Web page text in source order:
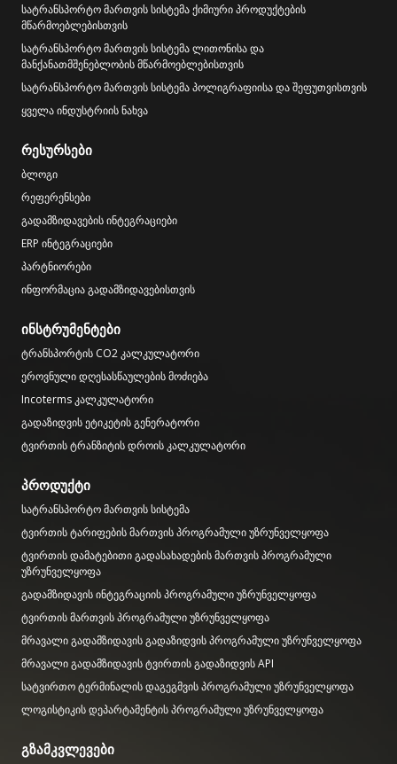
სატრანსპორტო მართვის სისტემა ქიმიური პროდუქტების
მწარმოებლებისთვის
სატრანსპორტო მართვის სისტემა ლითონისა და
მანქანათმშენებლობის მწარმოებლებისთვის
სატრანსპორტო მართვის სისტემა პოლიგრაფიისა და შეფუთვისთვის
ყველა ინდუსტრიის ნახვა
რესურსები
ბლოგი
რეფერენსები
გადამზიდავების ინტეგრაციები
ERP ინტეგრაციები
პარტნიორები
ინფორმაცია გადამზიდავებისთვის
ინსტრუმენტები
ტრანსპორტის CO2 კალკულატორი
ეროვნული დღესასწაულების მოძიება
Incoterms კალკულატორი
გადაზიდვის ეტიკეტის გენერატორი
ტვირთის ტრანზიტის დროის კალკულატორი
პროდუქტი
სატრანსპორტო მართვის სისტემა
ტვირთის ტარიფების მართვის პროგრამული უზრუნველყოფა
ტვირთის დამატებითი გადასახადების მართვის პროგრამული
უზრუნველყოფა
გადამზიდავის ინტეგრაციის პროგრამული უზრუნველყოფა
ტვირთის მართვის პროგრამული უზრუნველყოფა
მრავალი გადამზიდავის გადაზიდვის პროგრამული უზრუნველყოფა
მრავალი გადამზიდავის ტვირთის გადაზიდვის API
სატვირთო ტერმინალის დაგეგმვის პროგრამული უზრუნველყოფა
ლოგისტიკის დეპარტამენტის პროგრამული უზრუნველყოფა
გზამკვლევები